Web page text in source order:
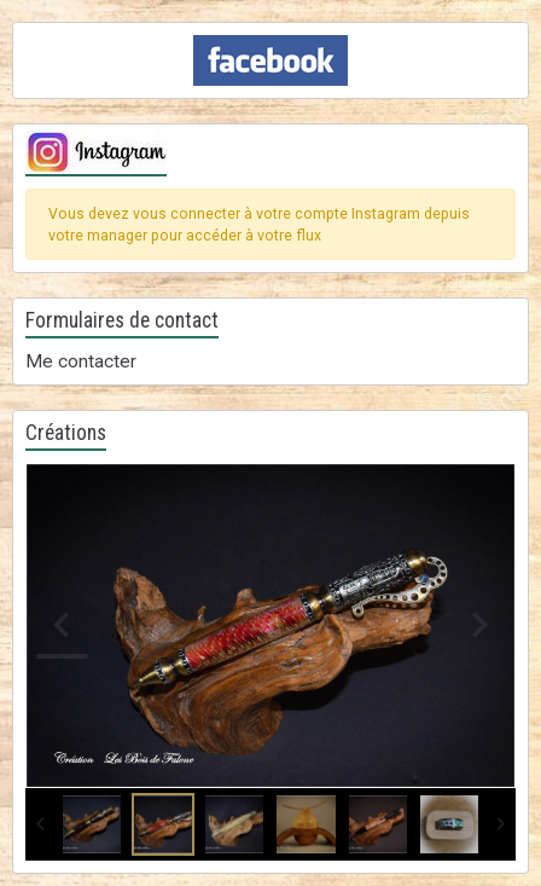
Vous devez vous connecter à votre compte Instagram depuis
votre manager pour accéder à votre flux
Formulaires de contact
Me contacter
Créations